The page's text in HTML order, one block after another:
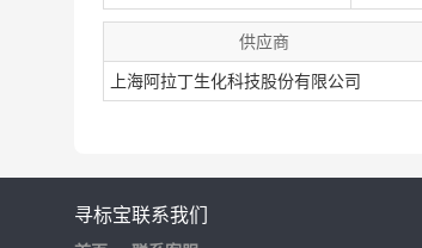
供应商
上海阿拉丁生化科技股份有限公司
寻标宝联系我们